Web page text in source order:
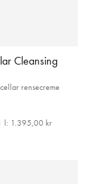
Cleansing
rensecreme
l: 1.395,00 kr